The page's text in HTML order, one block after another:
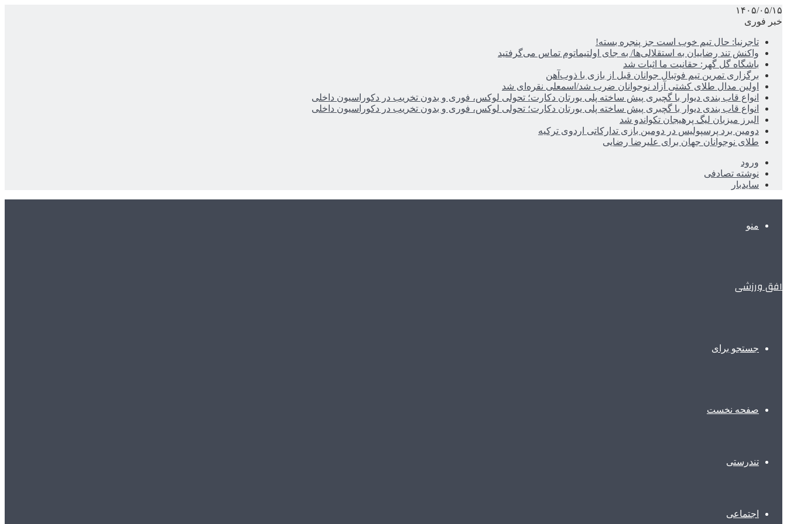
۱۴۰۵/۰۵/۱۵
خبر فوری
تاجرنیا: حال تیم خوب است جز پنجره بسته!
واکنش تند رضاییان به استقلالی‌ها/ به جای اولتیماتوم تماس می‌گرفتید
باشگاه گل گهر: حقانیت ما اثبات شد
برگزاری تمرین تیم فوتبال جوانان قبل از بازی با ذوب‌آهن
اولین مدال طلای کشتی آزاد نوجوانان ضرب شد/اسمعلی نقره‌ای شد
انواع قاب بندی دیوار با گچبری پیش ساخته پلی یورتان دکارت؛ تحولی لوکس، فوری و بدون تخریب در دکوراسیون داخلی
انواع قاب بندی دیوار با گچبری پیش ساخته پلی یورتان دکارت؛ تحولی لوکس، فوری و بدون تخریب در دکوراسیون داخلی
البرز میزبان لیگ پرهیجان تکواندو شد
دومین برد پرسپولیس در دومین بازی تدارکاتی اردوی ترکیه
طلای نوجوانان جهان برای علیرضا رضایی
ورود
نوشته تصادفی
سایدبار
منو
افق ورزشی
جستجو برای
صفحه نخست
تندرستی
اجتماعی